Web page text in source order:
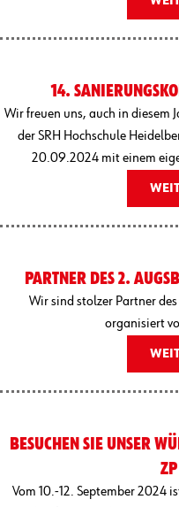
14.
Wir freuen uns, auch in diesem
der SRH Hochschule
20.09.2024 mit einem
PARTNER DES 2.
Wir sind stolzer Partner
organisiert
BESUCHEN SIE UNSER
Vom 10.-12. September 2024